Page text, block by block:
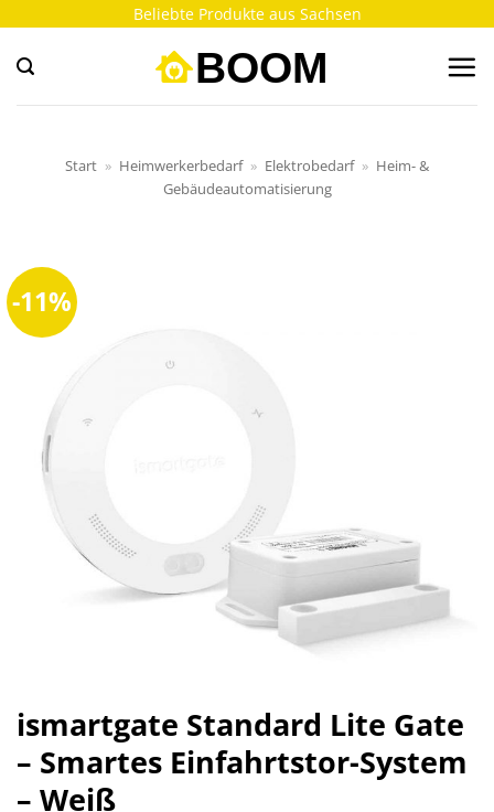
springen
Beliebte Produkte aus Sachsen
Start » Heimwerkerbedarf » Elektrobedarf » Heim- &
Gebäudeautomatisierung
-11%
ismartgate Standard Lite Gate
– Smartes Einfahrtstor-System
– Weiß